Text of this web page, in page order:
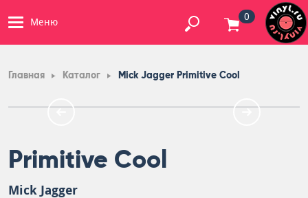
Меню 0
Главная Каталог Mick Jagger Primitive Cool
Primitive Cool
Mick Jagger